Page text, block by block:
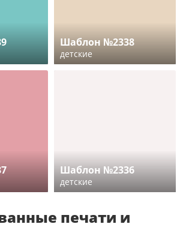
Шаблон №2338
детские
Шаблон №2336
детские
печати и